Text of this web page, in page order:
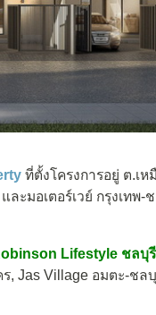
ที่ตั้งโครงการอยู่ ต.เห
ะมอเตอร์เวย์ กรุงเทพ-
Lifestyle ชลบุรี
, Jas Village อมตะ-ชล